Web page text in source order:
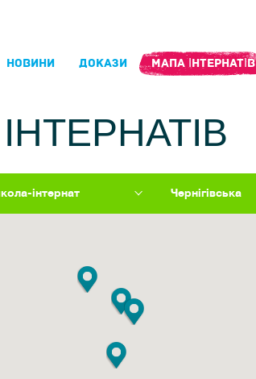
НОВИНИ ДОКАЗИ МАПА ІНТЕРНАТІВ
інтернат Чернігівська